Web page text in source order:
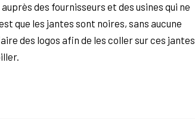
des fournisseurs et des usines qui ne
que les jantes sont noires, sans aucune
des logos afin de les coller sur ces jantes